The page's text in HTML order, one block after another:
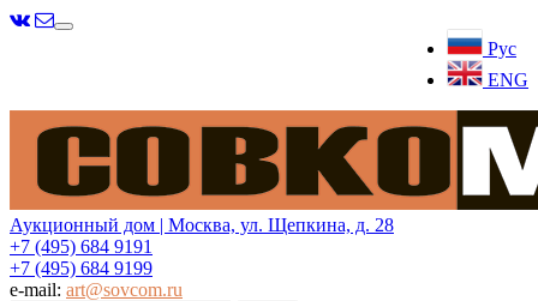
Рус
ENG
Меню
Аукционный дом | Москва, ул. Щепкина, д. 28
+7 (495) 684 9191
+7 (495) 684 9199
e-mail: art@sovcom.ru